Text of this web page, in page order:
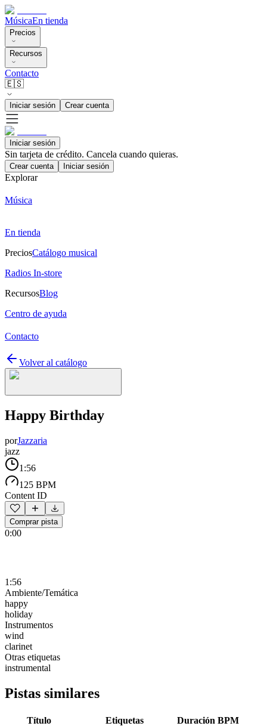
MúsicaEn tienda
Precios
Recursos
Contacto
🇪🇸
Iniciar sesión Crear cuenta
Iniciar sesión
Sin tarjeta de crédito. Cancela cuando quieras.
Crear cuenta Iniciar sesión
Explorar
Música
En tienda
PreciosCatálogo musical
Radios In-store
RecursosBlog
Centro de ayuda
Contacto
Volver al catálogo
Happy Birthday
porJazzaria
jazz
1:56
125 BPM
Content ID
Comprar pista
0:00
1:56
Ambiente/Temática
happy
holiday
Instrumentos
wind
clarinet
Otras etiquetas
instrumental
Pistas similares
Título Etiquetas Duración BPM